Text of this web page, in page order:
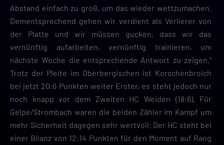
Abstand einfach zu groß, um das wieder wettzumachen.
Dementsprechend gehen wir verdient als Verlierer von
der Platte und wir müssen gucken, dass wir das
vernünftig aufarbeiten, vernünftig trainieren, um
nächste Woche die entsprechende Antwort zu zeigen.“
Trotz der Pleite im Oberbergischen ist Korschenbroich
bei jetzt 20:6 Punkten weiter Erster, es steht jedoch nur
noch knapp vor dem Zweiten HC Weiden (18:6). Für
Gelpe/Strombach waren die beiden Zähler im Kampf um
mehr Sicherheit dagegen sehr wertvoll: Der HC steht bei
einer Bilanz von 12:14 Punkten für den Moment auf Rang